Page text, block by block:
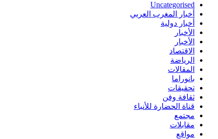
Uncategorised
أخبار المغرب العربي
أخبار دولية
الأخبار
الأخبار
الاقتصاد
الرياضة
المقالات
بانوراما
تحقيقات
ثقافة وفن
قناة الحضارة للأنباء
مجتمع
مقابلات
مواقع